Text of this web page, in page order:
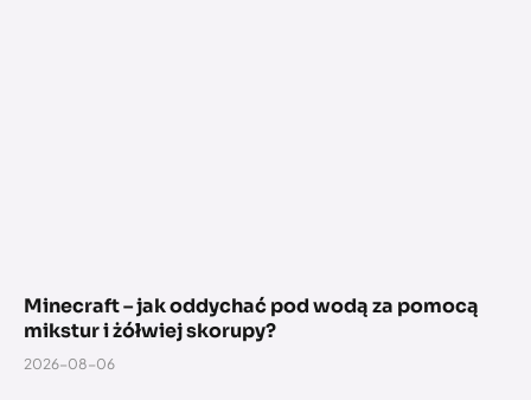
Minecraft – jak oddychać pod wodą za pomocą
mikstur i żółwiej skorupy?
2026-08-06